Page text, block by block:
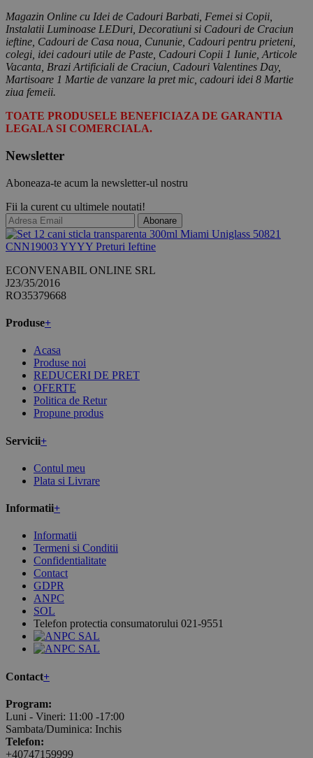
Magazin Online cu Idei de Cadouri Barbati, Femei si Copii,
Instalatii Luminoase LEDuri, Decoratiuni si Cadouri de Craciun
ieftine, Cadouri de Casa noua, Cununie, Cadouri pentru prieteni,
colegi, idei cadouri utile de Paste, Cadouri Copii 1 Iunie, Articole
Vacanta, Brazi Artificiali de Craciun, Cadouri Valentines Day,
Martisoare 1 Martie de vanzare la pret mic, cadouri idei 8 Martie
ziua femeii.
TOATE PRODUSELE BENEFICIAZA DE GARANTIA
LEGALA SI COMERCIALA.
Newsletter
Aboneaza-te acum la newsletter-ul nostru
Fii la curent cu ultimele noutati!
Abonare
ECONVENABIL ONLINE SRL
J23/35/2016
RO35379668
Produse+
Acasa
Produse noi
REDUCERI DE PRET
OFERTE
Politica de Retur
Propune produs
Servicii+
Contul meu
Plata si Livrare
Informatii+
Informatii
Termeni si Conditii
Confidentialitate
Contact
GDPR
ANPC
SOL
Telefon protectia consumatorului 021-9551
Contact+
Program:
Luni - Vineri: 11:00 -17:00
Sambata/Duminica: Inchis
Telefon:
+40747159999